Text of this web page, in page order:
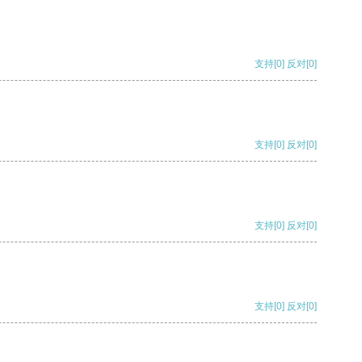
支持[0] 反对[0]
支持[0] 反对[0]
支持[0] 反对[0]
支持[0] 反对[0]